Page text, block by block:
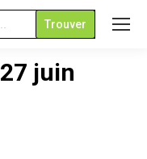
27 juin